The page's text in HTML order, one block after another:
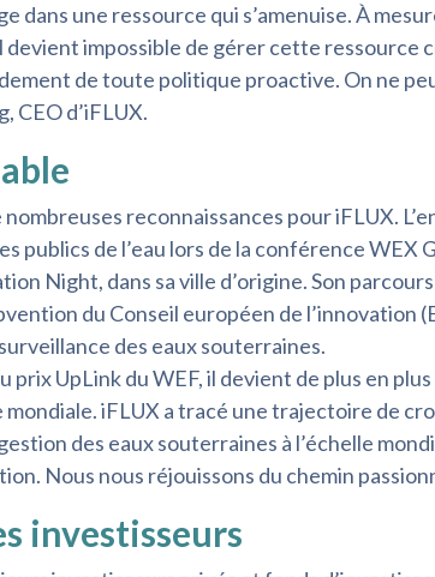
dans une ressource qui s’amenuise. À
impossible de gérer cette ressource
de toute politique proactive. On ne
CEO d’iFLUX.
nombreuses reconnaissances pour iFLUX.
publics de l’eau lors de la conférence WEX
Night, dans sa ville d’origine. Son
du Conseil européen de l’innovation
des eaux souterraines.
prix UpLink du WEF, il devient de plus en
iFLUX a tracé une trajectoire de
des eaux souterraines à l’échelle
Nous nous réjouissons du chemin
investisseurs